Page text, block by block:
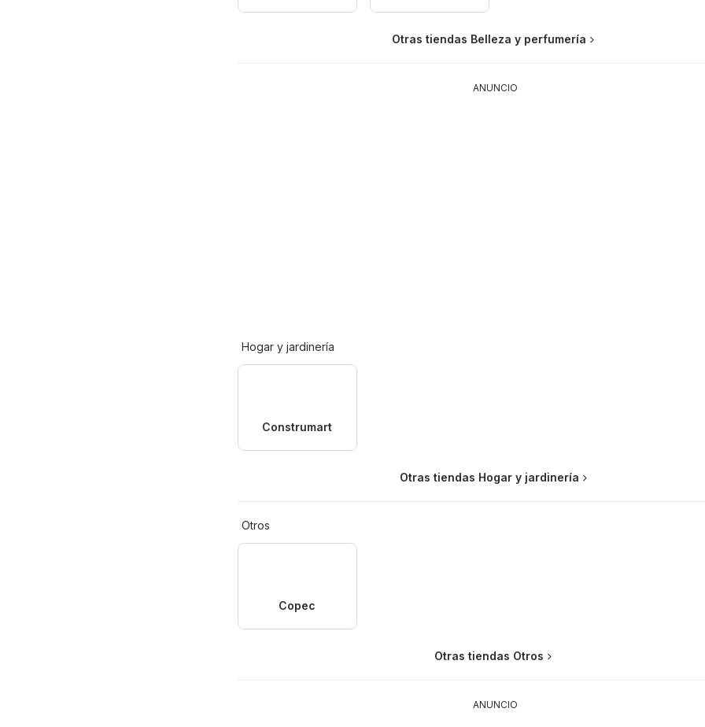
Otras tiendas Belleza y perfumería
ANUNCIO
Hogar y jardinería
Construmart
Otras tiendas Hogar y jardinería
Otros
Copec
Otras tiendas Otros
ANUNCIO